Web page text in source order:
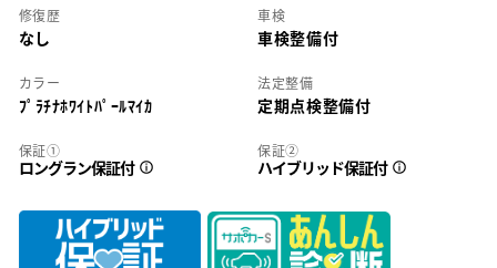
修復歴
なし
車検
車検整備付
カラー
ﾌﾟﾗﾁﾅﾎﾜｲﾄﾊﾟｰﾙﾏｲｶ
法定整備
定期点検整備付
保証①
ロングラン保証付
保証②
ハイブリッド保証付